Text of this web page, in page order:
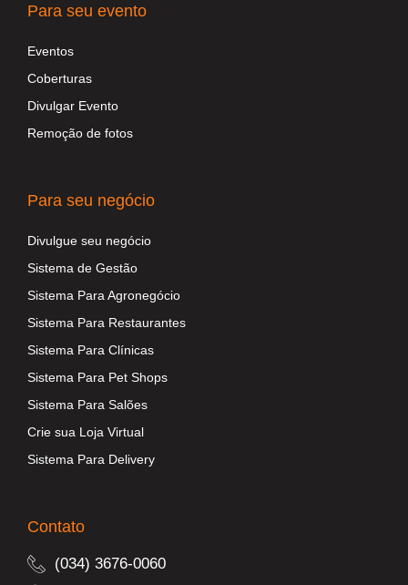
Para seu evento
Eventos
Coberturas
Divulgar Evento
Remoção de fotos
Para seu negócio
Divulgue seu negócio
Sistema de Gestão
Sistema Para Agronegócio
Sistema Para Restaurantes
Sistema Para Clínicas
Sistema Para Pet Shops
Sistema Para Salões
Crie sua Loja Virtual
Sistema Para Delivery
Contato
(034) 3676-0060